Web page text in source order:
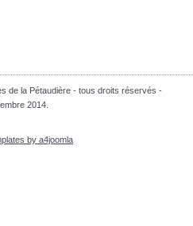
de la Pétaudière - tous droits réservés -
2014.
by a4joomla